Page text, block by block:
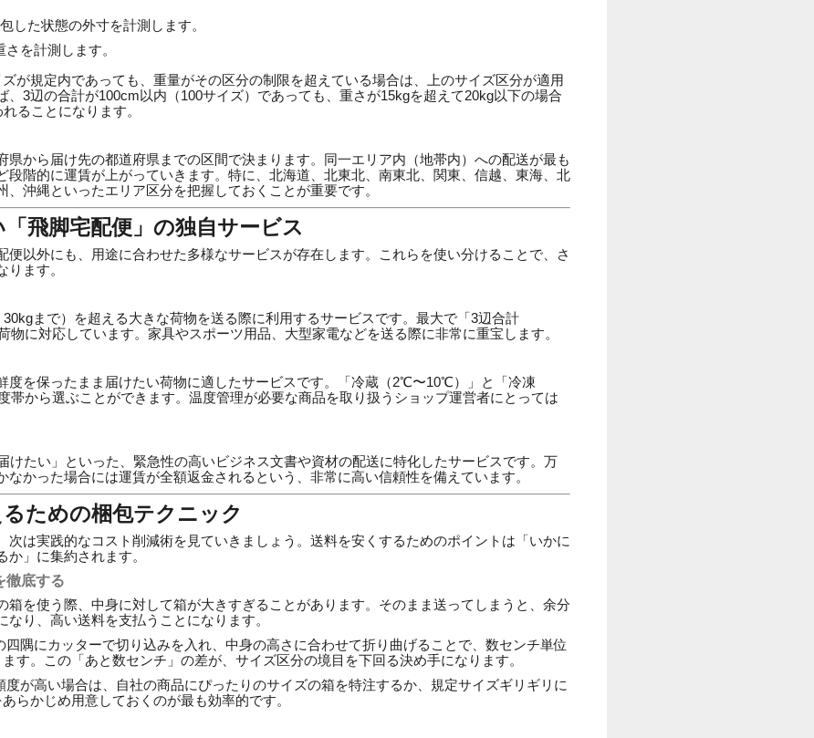
した状態の外寸を計測します。
を計測します。
が規定内であっても、重量がその区分の制限を超えている場合は、上のサイズ区分が適用
、3辺の合計が100cm以内（100サイズ）であっても、重さが15kgを超えて20kg以下の場合
ることになります。
県から届け先の都道府県までの区間で決まります。同一エリア内（地帯内）への配送が最も
段階的に運賃が上がっていきます。特に、北海道、北東北、南東北、関東、信越、東海、北
、沖縄といったエリア区分を把握しておくことが重要です。
飛脚宅配便」の独自サービス
便以外にも、用途に合わせた多様なサービスが存在します。これらを使い分けることで、さ
ります。
まで）を超える大きな荷物を送る際に利用するサービスです。最大で「3辺合計
物に対応しています。家具やスポーツ用品、大型家電などを送る際に非常に重宝します。
度を保ったまま届けたい荷物に適したサービスです。「冷蔵（2℃〜10℃）」と「冷凍
帯から選ぶことができます。温度管理が必要な商品を取り扱うショップ運営者にとっては
けたい」といった、緊急性の高いビジネス文書や資材の配送に特化したサービスです。万
なかった場合には運賃が全額返金されるという、非常に高い信頼性を備えています。
ための梱包テクニック
次は実践的なコスト削減術を見ていきましょう。送料を安くするためのポイントは「いかに
か」に集約されます。
徹底する
箱を使う際、中身に対して箱が大きすぎることがあります。そのまま送ってしまうと、余分
り、高い送料を支払うことになります。
四隅にカッターで切り込みを入れ、中身の高さに合わせて折り曲げることで、数センチ単位
す。この「あと数センチ」の差が、サイズ区分の境目を下回る決め手になります。
度が高い場合は、自社の商品にぴったりのサイズの箱を特注するか、規定サイズギリギリに
らかじめ用意しておくのが最も効率的です。